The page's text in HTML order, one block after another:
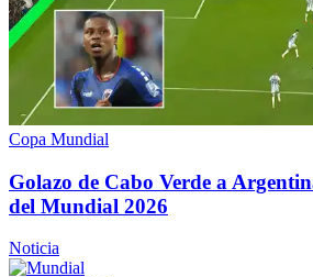
Copa Mundial
Golazo de Cabo Verde a
del Mundial 2026
Noticia